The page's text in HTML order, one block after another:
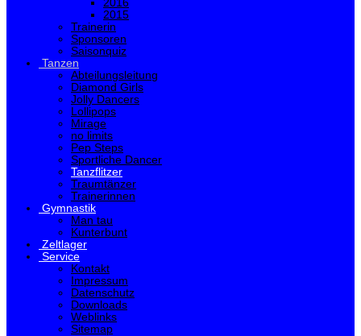
2016
2015
Trainerin
Sponsoren
Saisonquiz
Tanzen
Abteilungsleitung
Diamond Girls
Jolly Dancers
Lollipops
Mirage
no limits
Pep Steps
Sportliche Dancer
Tanzflitzer
Traumtänzer
Trainerinnen
Gymnastik
Man tau
Kunterbunt
Zeltlager
Service
Kontakt
Impressum
Datenschutz
Downloads
Weblinks
Sitemap